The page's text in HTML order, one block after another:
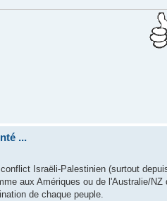
...
Israëli-Palestinien (surtout
aux Amériques ou de l'Australie/
de chaque peuple.